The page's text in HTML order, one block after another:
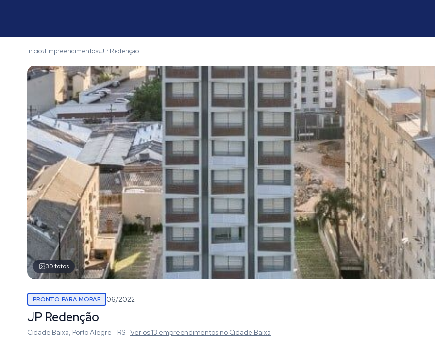
Início›Empreendimentos›JP Redenção
30fotos
PRONTO PARA MORAR 06/2022
JP Redenção
Cidade Baixa, Porto Alegre - RS · Ver os13 empreendimentos no Cidade Baixa